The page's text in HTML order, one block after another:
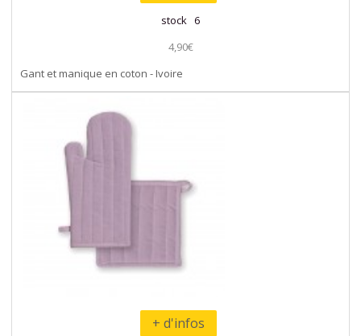
stock 6
4,90€
Gant et manique en coton - Ivoire
+ d'infos